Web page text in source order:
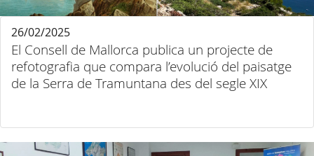
El Consell de Mallorca publica un projecte de
refotografia que compara l’evolució del paisatge
de la Serra de Tramuntana des del segle XIX
26/02/2025